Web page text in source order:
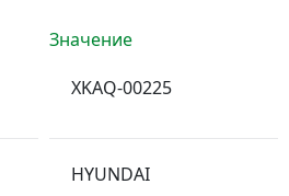
Значение
XKAQ-00225
HYUNDAI